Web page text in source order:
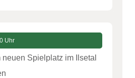
Uhr
neuen Spielplatz im Ilsetal